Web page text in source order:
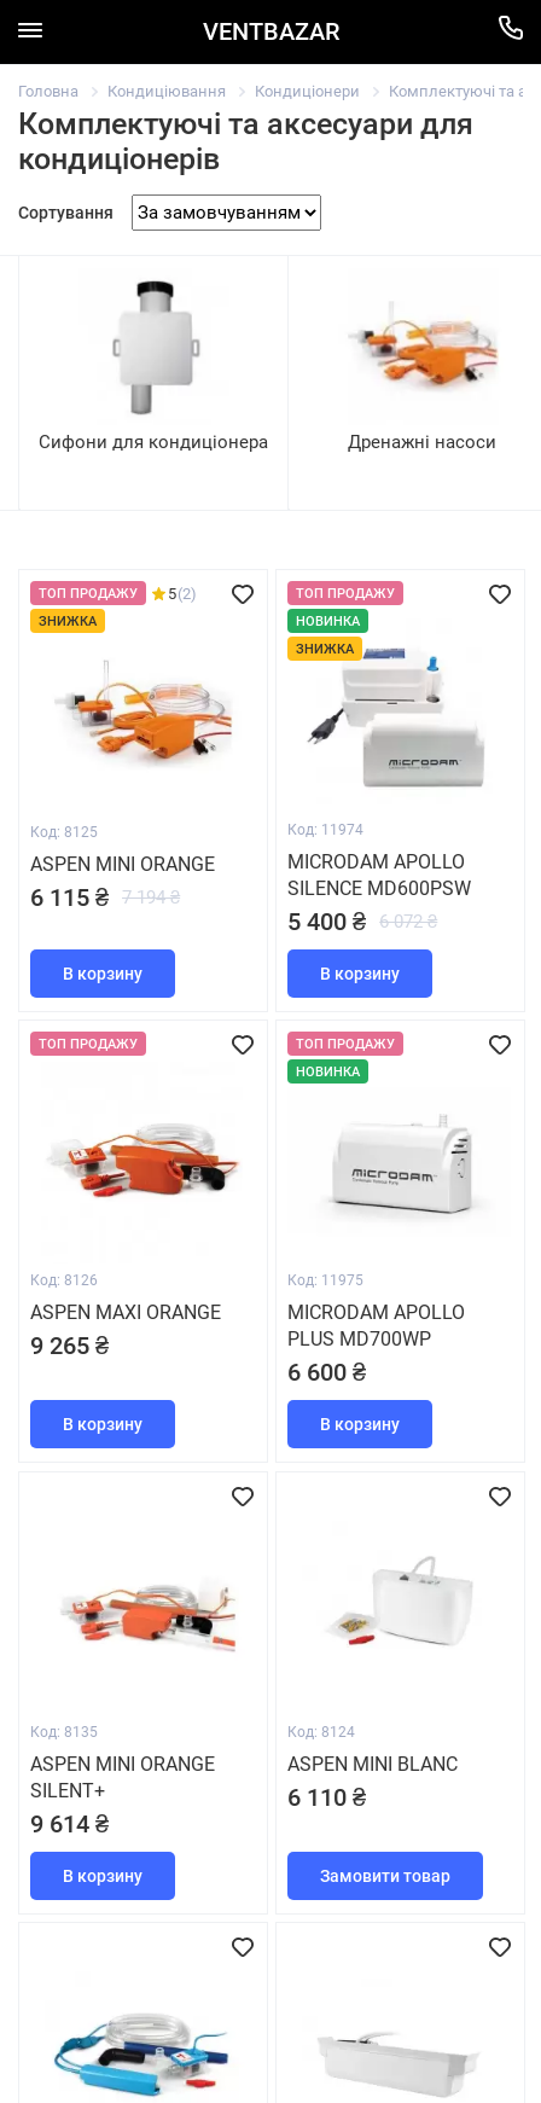
VENTBAZAR
Головна Кондиціювання Кондиціонери Комплектуючі та
Комплектуючі та аксесуари для
кондиціонерів
Сортування
Сифони для кондиціонера Дренажні насоси
ТОП ПРОДАЖУ
ЗНИЖКА
5(2)
Код: 8125
ASPEN MINI ORANGE
6 115 ₴ 7 194 ₴
В корзину
ТОП ПРОДАЖУ
НОВИНКА
ЗНИЖКА
Код: 11974
MICRODAM APOLLO
SILENCE MD600PSW
5 400 ₴ 6 072 ₴
В корзину
ТОП ПРОДАЖУ
Код: 8126
ASPEN MAXI ORANGE
9 265 ₴
В корзину
ТОП ПРОДАЖУ
НОВИНКА
Код: 11975
MICRODAM APOLLO
PLUS MD700WP
6 600 ₴
В корзину
Код: 8135
ASPEN MINI ORANGE
SILENT+
9 614 ₴
В корзину
Код: 8124
ASPEN MINI BLANC
6 110 ₴
Замовити товар